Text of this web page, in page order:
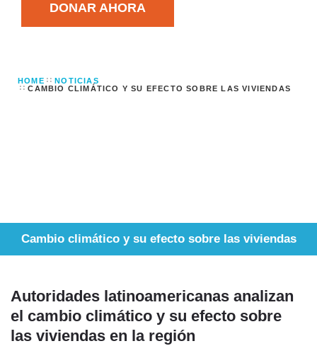
DONAR AHORA
HOME
NOTICIAS
CAMBIO CLIMÁTICO Y SU EFECTO SOBRE LAS VIVIENDAS
Cambio climático y su efecto sobre las viviendas
Autoridades latinoamericanas analizan
el cambio climático y su efecto sobre
las viviendas en la región